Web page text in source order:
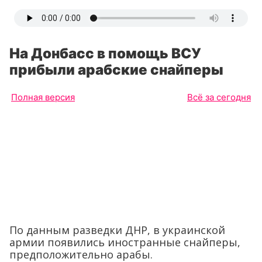
На Донбасс в помощь ВСУ
прибыли арабские снайперы
Полная версия Всё за сегодня
По данным разведки ДНР, в украинской
армии появились иностранные снайперы,
предположительно арабы.